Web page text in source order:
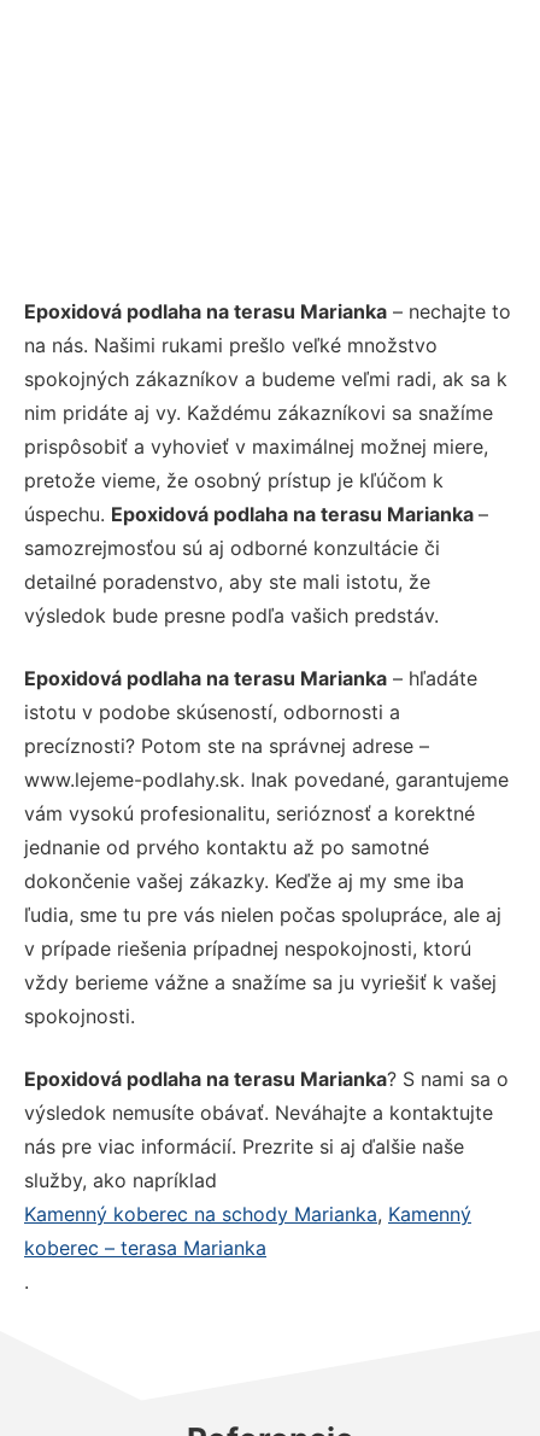
Epoxidová podlaha na terasu Marianka – nechajte to
na nás. Našimi rukami prešlo veľké množstvo
spokojných zákazníkov a budeme veľmi radi, ak sa k
nim pridáte aj vy. Každému zákazníkovi sa snažíme
prispôsobiť a vyhovieť v maximálnej možnej miere,
pretože vieme, že osobný prístup je kľúčom k
úspechu. Epoxidová podlaha na terasu Marianka –
samozrejmosťou sú aj odborné konzultácie či
detailné poradenstvo, aby ste mali istotu, že
výsledok bude presne podľa vašich predstáv.
Epoxidová podlaha na terasu Marianka – hľadáte
istotu v podobe skúseností, odbornosti a
precíznosti? Potom ste na správnej adrese –
www.lejeme-podlahy.sk. Inak povedané, garantujeme
vám vysokú profesionalitu, serióznosť a korektné
jednanie od prvého kontaktu až po samotné
dokončenie vašej zákazky. Keďže aj my sme iba
ľudia, sme tu pre vás nielen počas spolupráce, ale aj
v prípade riešenia prípadnej nespokojnosti, ktorú
vždy berieme vážne a snažíme sa ju vyriešiť k vašej
spokojnosti.
Epoxidová podlaha na terasu Marianka? S nami sa o
výsledok nemusíte obávať. Neváhajte a kontaktujte
nás pre viac informácií. Prezrite si aj ďalšie naše
služby, ako napríklad
Kamenný koberec na schody Marianka, Kamenný
koberec – terasa Marianka
.